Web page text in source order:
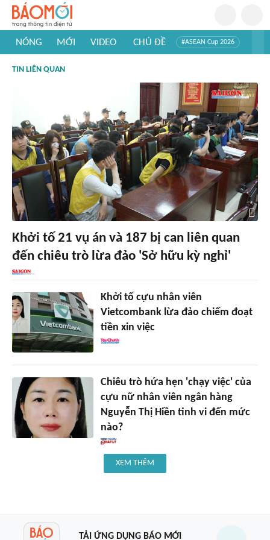
NÓNG MỚI VIDEO CHỦ ĐỀ #ASEAN Cup 2026
#Khám phá thế giới
TIN LIÊN QUAN
Khởi tố 21 vụ án và 187 bị can liên quan
đến chiêu trò lừa đảo 'Sở hữu kỳ nghỉ'
Khởi tố cựu nhân viên
Vietcombank lừa đảo chiếm đoạt
tiền xin việc
Chiêu trò hứa hẹn 'chạy việc' của
cựu nữ nhân viên ngân hàng
Nguyễn Thị Hiền tinh vi đến mức
nào?
XEM THÊM
TẢI ỨNG DỤNG BÁO MỚI